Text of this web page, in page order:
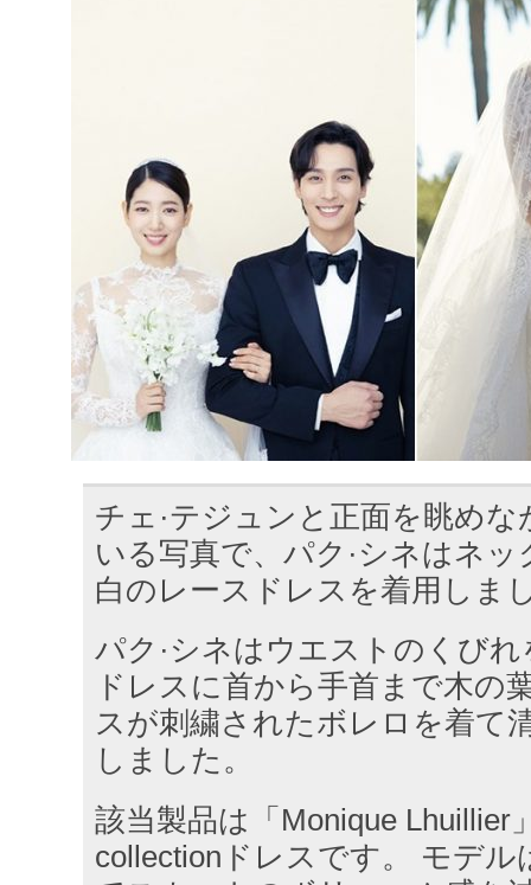
チェ·テジュンと正面を眺め
いる写真で、パク·シネはネ
白のレースドレスを着用しま
パク·シネはウエストのくび
ドレスに首から手首まで木の
スが刺繍されたボレロを着て
しました。
該当製品は「Monique Lhuillier
collectionドレスです。 モデル